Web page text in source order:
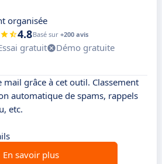
organisée
4.8Basé sur +200 avis
gratuit
Démo gratuite
grâce à cet outil. Classement
automatique de spams, rappels
etc.
En savoir plus